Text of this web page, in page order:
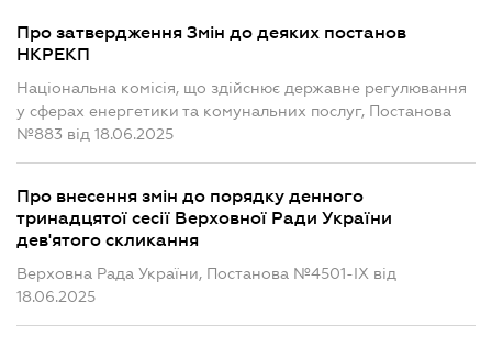
Про затвердження Змін до деяких постанов
НКРЕКП
Національна комісія, що здійснює державне регулювання
у сферах енергетики та комунальних послуг, Постанова
№883 від 18.06.2025
Про внесення змін до порядку денного
тринадцятої сесії Верховної Ради України
дев'ятого скликання
Верховна Рада України, Постанова №4501-IX від
18.06.2025